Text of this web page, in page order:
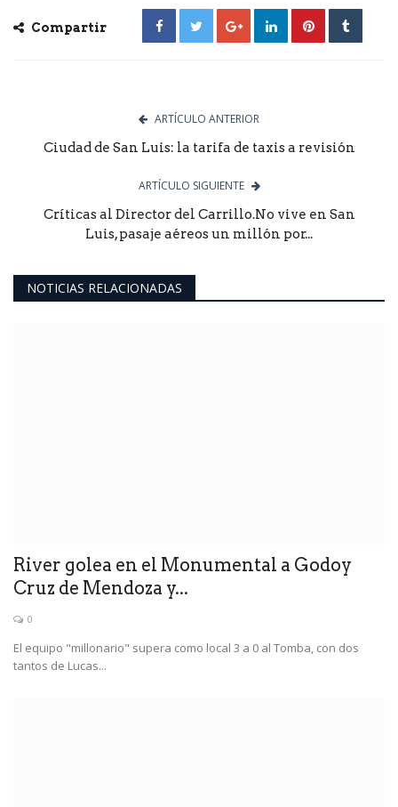
Compartir
ARTÍCULO ANTERIOR
Ciudad de San Luis: la tarifa de taxis a revisión
ARTÍCULO SIGUIENTE
Críticas al Director del Carrillo.No vive en San
Luis, pasaje aéreos un millón por...
NOTICIAS RELACIONADAS
River golea en el Monumental a Godoy
Cruz de Mendoza y...
0
El equipo "millonario" supera como local 3 a 0 al Tomba, con dos
tantos de Lucas...